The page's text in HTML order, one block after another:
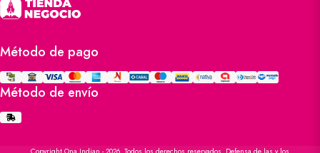
Método de pago
Método de envío